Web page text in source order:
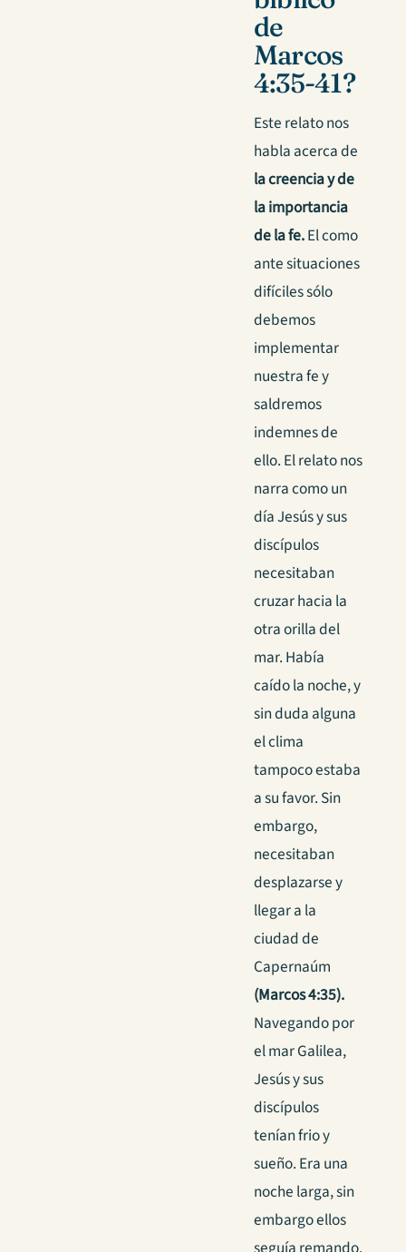
de
Marcos
4:35-41?
Este relato nos
habla acerca de
la creencia y de
la importancia
de la fe.El como
ante situaciones
difíciles sólo
debemos
implementar
nuestra fe y
saldremos
indemnes de
ello. El relato nos
narra como un
día Jesús y sus
discípulos
necesitaban
cruzar hacia la
otra orilla del
mar. Había
caído la noche, y
sin duda alguna
el clima
tampoco estaba
a su favor. Sin
embargo,
necesitaban
desplazarse y
llegar a la
ciudad de
Capernaúm
(Marcos 4:35).
Navegando por
el mar Galilea,
Jesús y sus
discípulos
tenían frio y
sueño. Era una
noche larga, sin
embargo ellos